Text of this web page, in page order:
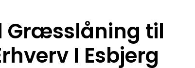
Græsslåning til
I Esbjerg